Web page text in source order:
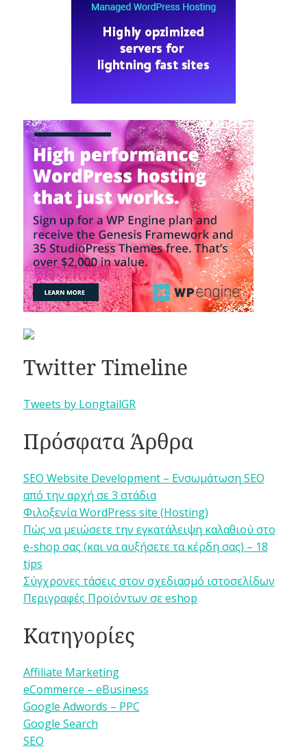
Twitter Timeline
Tweets by LongtailGR
Πρόσφατα Άρθρα
SEO Website Development – Ενσωμάτωση SEO
από την αρχή σε 3 στάδια
Φιλοξενία WordPress site (Hosting)
Πώς να μειώσετε την εγκατάλειψη καλαθιού στο
e-shop σας (και να αυξήσετε τα κέρδη σας) – 18
tips
Σύγχρονες τάσεις στον σχεδιασμό ιστοσελίδων
Περιγραφές Προϊόντων σε eshop
Κατηγορίες
Affiliate Marketing
eCommerce – eBusiness
Google Adwords – PPC
Google Search
SEO